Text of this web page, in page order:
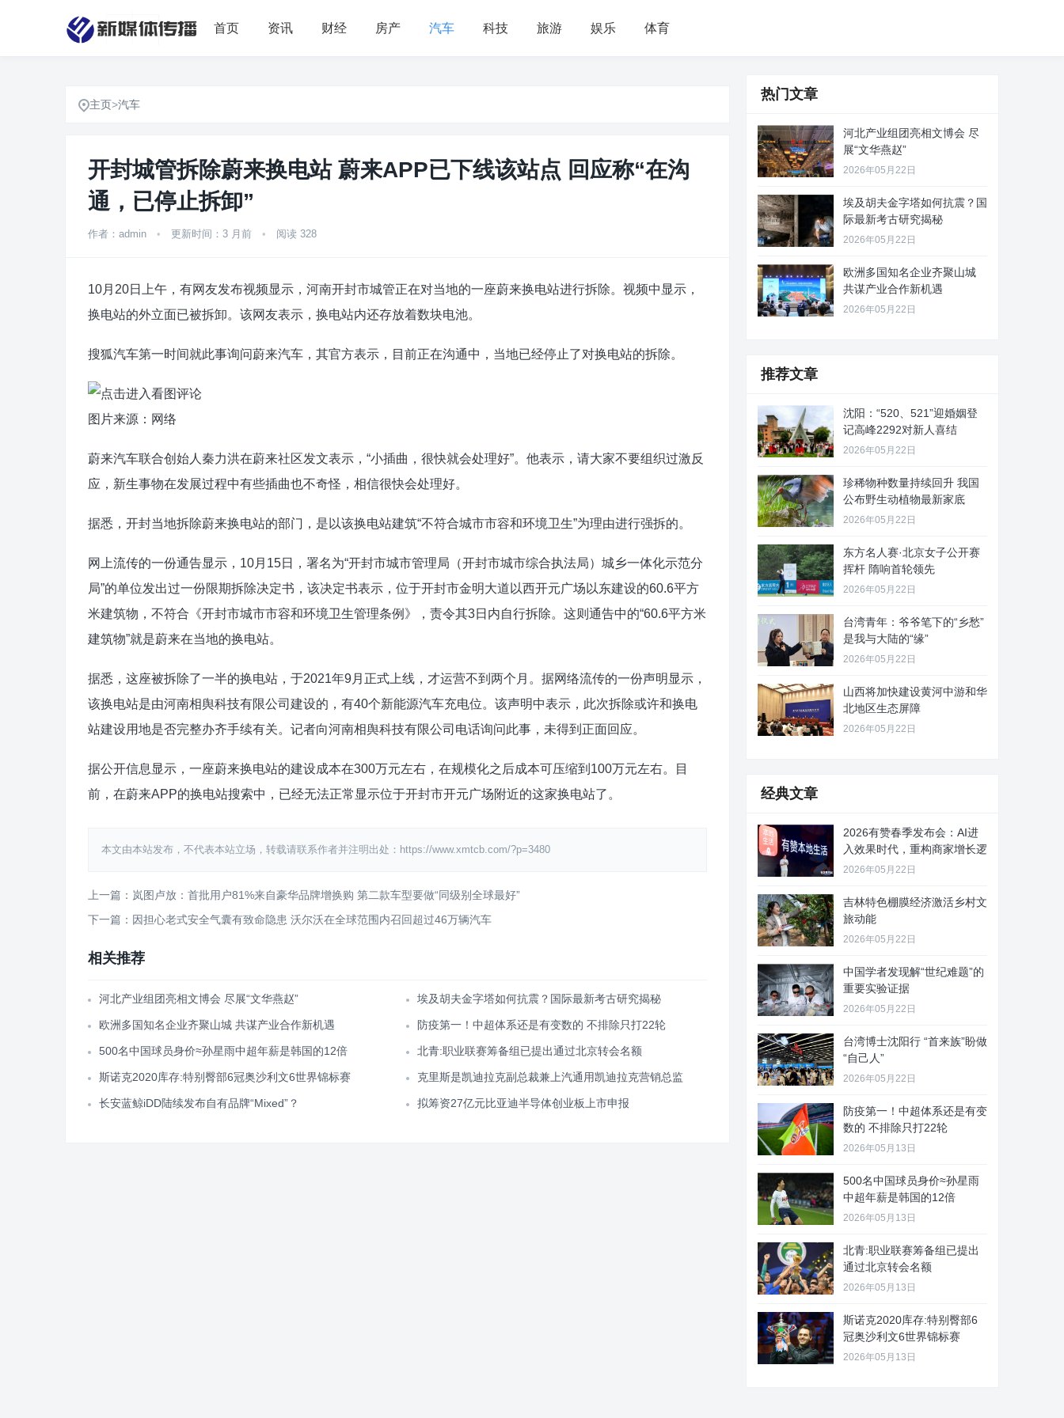
首页 资讯 财经 房产 汽车 科技 旅游 娱乐 体育
主页>汽车
开封城管拆除蔚来换电站 蔚来APP已下线该站点 回应称“在沟
通，已停止拆卸”
作者：admin • 更新时间：3 月前 • 阅读 328
10月20日上午，有网友发布视频显示，河南开封市城管正在对当地的一座蔚来换电站进行拆除。视频中显示，
换电站的外立面已被拆卸。该网友表示，换电站内还存放着数块电池。
搜狐汽车第一时间就此事询问蔚来汽车，其官方表示，目前正在沟通中，当地已经停止了对换电站的拆除。
图片来源：网络
蔚来汽车联合创始人秦力洪在蔚来社区发文表示，“小插曲，很快就会处理好”。他表示，请大家不要组织过激反
应，新生事物在发展过程中有些插曲也不奇怪，相信很快会处理好。
据悉，开封当地拆除蔚来换电站的部门，是以该换电站建筑“不符合城市市容和环境卫生”为理由进行强拆的。
网上流传的一份通告显示，10月15日，署名为“开封市城市管理局（开封市城市综合执法局）城乡一体化示范分
局”的单位发出过一份限期拆除决定书，该决定书表示，位于开封市金明大道以西开元广场以东建设的60.6平方
米建筑物，不符合《开封市城市市容和环境卫生管理条例》，责令其3日内自行拆除。这则通告中的“60.6平方米
建筑物”就是蔚来在当地的换电站。
据悉，这座被拆除了一半的换电站，于2021年9月正式上线，才运营不到两个月。据网络流传的一份声明显示，
该换电站是由河南相舆科技有限公司建设的，有40个新能源汽车充电位。该声明中表示，此次拆除或许和换电
站建设用地是否完整办齐手续有关。记者向河南相舆科技有限公司电话询问此事，未得到正面回应。
据公开信息显示，一座蔚来换电站的建设成本在300万元左右，在规模化之后成本可压缩到100万元左右。目
前，在蔚来APP的换电站搜索中，已经无法正常显示位于开封市开元广场附近的这家换电站了。
本文由本站发布，不代表本站立场，转载请联系作者并注明出处：https://www.xmtcb.com/?p=3480
上一篇：岚图卢放：首批用户81%来自豪华品牌增换购 第二款车型要做“同级别全球最好”
下一篇：因担心老式安全气囊有致命隐患 沃尔沃在全球范围内召回超过46万辆汽车
相关推荐
河北产业组团亮相文博会 尽展“文华燕赵” 埃及胡夫金字塔如何抗震？国际最新考古研究揭秘
欧洲多国知名企业齐聚山城 共谋产业合作新机遇 防疫第一！中超体系还是有变数的 不排除只打22轮
500名中国球员身价≈孙星雨中超年薪是韩国的12倍 北青:职业联赛筹备组已提出通过北京转会名额
斯诺克2020库存:特别臀部6冠奥沙利文6世界锦标赛 克里斯是凯迪拉克副总裁兼上汽通用凯迪拉克营销总监
长安蓝鲸iDD陆续发布自有品牌“Mixed”？ 拟筹资27亿元比亚迪半导体创业板上市申报
热门文章
河北产业组团亮相文博会 尽
展“文华燕赵”
2026年05月22日
埃及胡夫金字塔如何抗震？国
际最新考古研究揭秘
2026年05月22日
欧洲多国知名企业齐聚山城
共谋产业合作新机遇
2026年05月22日
推荐文章
沈阳：“520、521”迎婚姻登
记高峰2292对新人喜结
2026年05月22日
珍稀物种数量持续回升 我国
公布野生动植物最新家底
2026年05月22日
东方名人赛·北京女子公开赛
挥杆 隋响首轮领先
2026年05月22日
台湾青年：爷爷笔下的“乡愁”
是我与大陆的“缘”
2026年05月22日
山西将加快建设黄河中游和华
北地区生态屏障
2026年05月22日
经典文章
2026有赞春季发布会：AI进
入效果时代，重构商家增长逻
2026年05月22日
吉林特色棚膜经济激活乡村文
旅动能
2026年05月22日
中国学者发现解“世纪难题”的
重要实验证据
2026年05月22日
台湾博士沈阳行 “首来族”盼做
“自己人”
2026年05月22日
防疫第一！中超体系还是有变
数的 不排除只打22轮
2026年05月13日
500名中国球员身价≈孙星雨
中超年薪是韩国的12倍
2026年05月13日
北青:职业联赛筹备组已提出
通过北京转会名额
2026年05月13日
斯诺克2020库存:特别臀部6
冠奥沙利文6世界锦标赛
2026年05月13日